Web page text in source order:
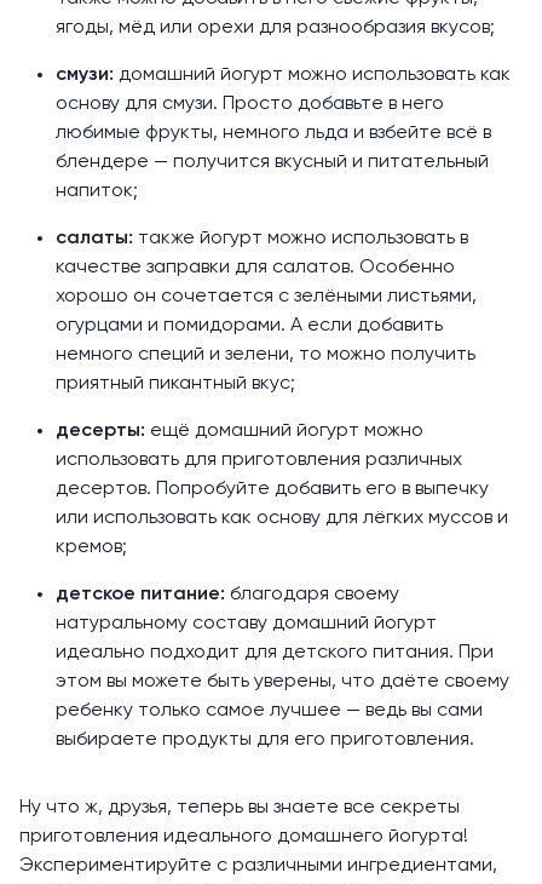
ягоды, мёд или орехи для разнообразия вкусов;
смузи: домашний йогурт можно использовать как
основу для смузи. Просто добавьте в него
любимые фрукты, немного льда и взбейте всё в
блендере — получится вкусный и питательный
напиток;
салаты: также йогурт можно использовать в
качестве заправки для салатов. Особенно
хорошо он сочетается с зелёными листьями,
огурцами и помидорами. А если добавить
немного специй и зелени, то можно получить
приятный пикантный вкус;
десерты: ещё домашний йогурт можно
использовать для приготовления различных
десертов. Попробуйте добавить его в выпечку
или использовать как основу для лёгких муссов и
кремов;
детское питание: благодаря своему
натуральному составу домашний йогурт
идеально подходит для детского питания. При
этом вы можете быть уверены, что даёте своему
ребенку только самое лучшее — ведь вы сами
выбираете продукты для его приготовления.
Ну что ж, друзья, теперь вы знаете все секреты
приготовления идеального домашнего йогурта!
Экспериментируйте с различными ингредиентами,